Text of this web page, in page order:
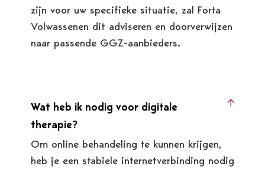
zijn voor uw specifieke situatie, zal Forta
Volwassenen dit adviseren en doorverwijzen
naar passende GGZ-aanbieders.
Wat heb ik nodig voor digitale
therapie?
Om online behandeling te kunnen krijgen,
heb je een stabiele internetverbinding nodig